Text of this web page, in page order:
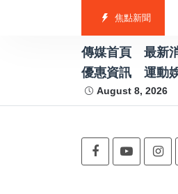
焦點新聞
4銅 游泳射箭籃球跆拳道展現青年競技
傳媒首頁 最新
優惠資訊
運動
August 8, 2026